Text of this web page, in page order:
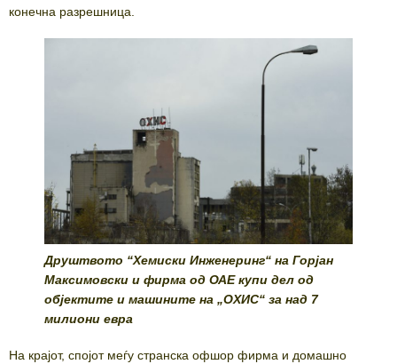
конечна разрешница.
Друштвото “Хемиски Инженеринг“ на Горјан
Максимовски и фирма од ОАЕ купи дел од
објектите и машините на „ОХИС“ за над 7
милиони евра
На крајот, спојот меѓу странска офшор фирма и домашно